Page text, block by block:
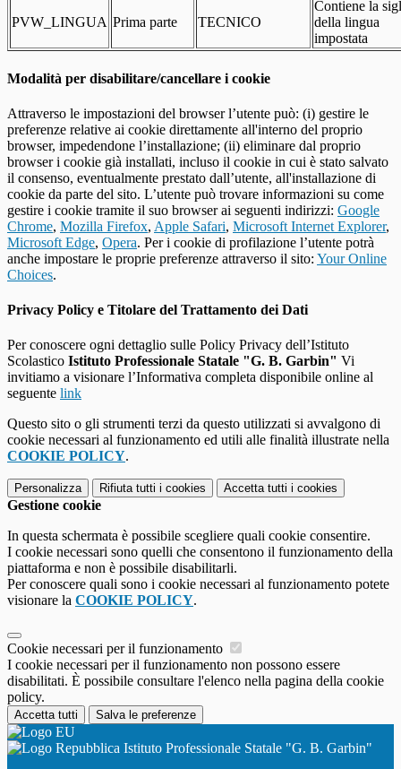
PVW_LINGUA Prima parte TECNICO
Contiene la
della lingua
impostata
Modalità per disabilitare/cancellare i cookie
Attraverso le impostazioni del browser l’utente può: (i) gestire le
preferenze relative ai cookie direttamente all'interno del proprio
browser, impedendone l’installazione; (ii) eliminare dal proprio
browser i cookie già installati, incluso il cookie in cui è stato salvato
il consenso, eventualmente prestato dall’utente, all'installazione di
cookie da parte del sito. L’utente può trovare informazioni su come
gestire i cookie tramite il suo browser ai seguenti indirizzi: Google
Chrome, Mozilla Firefox, Apple Safari, Microsoft Internet Explorer,
Microsoft Edge, Opera. Per i cookie di profilazione l’utente potrà
anche impostare le proprie preferenze attraverso il sito: Your Online
Choices.
Privacy Policy e Titolare del Trattamento dei Dati
Per conoscere ogni dettaglio sulle Policy Privacy dell’Istituto
Scolastico Istituto Professionale Statale "G. B. Garbin" Vi
invitiamo a visionare l’Informativa completa disponibile online al
seguente link
Questo sito o gli strumenti terzi da questo utilizzati si avvalgono di
cookie necessari al funzionamento ed utili alle finalità illustrate nella
COOKIE POLICY.
Personalizza Rifiuta tutti i cookies Accetta tutti i cookies
Gestione cookie
In questa schermata è possibile scegliere quali cookie consentire.
I cookie necessari sono quelli che consentono il funzionamento della
piattaforma e non è possibile disabilitarli.
Per conoscere quali sono i cookie necessari al funzionamento potete
visionare la COOKIE POLICY.
Cookie necessari per il funzionamento
I cookie necessari per il funzionamento non possono essere
disabilitati. È possibile consultare l'elenco nella pagina della cookie
policy.
Accetta tutti Salva le preferenze
Istituto Professionale Statale "G. B. Garbin"